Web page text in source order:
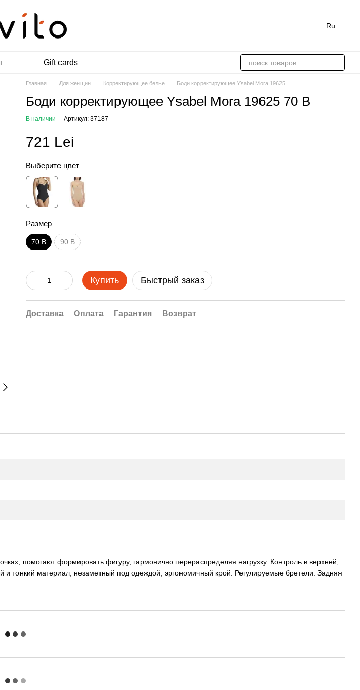
Ru
Gift cards
Главная Для женщин Корректирующее белье Боди корректирующее Ysabel Mora 19625
Боди корректирующее Ysabel Mora 19625 70 B
В наличии Артикул: 37187
721 Lei
Выберите цвет
Размер
70 B 90 B
Купить Быстрый заказ
Доставка Оплата Гарантия Возврат
помогают формировать фигуру, гармонично перераспределяя нагрузку. Контроль в верхней,
тонкий материал, незаметный под одеждой, эргономичный крой. Регулируемые бретели. Задняя